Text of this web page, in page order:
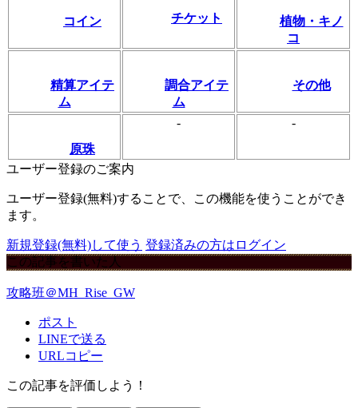
コイン チケット
植物・キノ
コ
精算アイテ
ム
調合アイテ
ム
その他
原珠
- -
ユーザー登録のご案内
ユーザー登録(無料)することで、この機能を使うことができ
ます。
新規登録(無料)して使う 登録済みの方はログイン
この記事を書いた人
攻略班＠MH_Rise_GW
ポスト
LINEで送る
URLコピー
この記事を評価しよう！